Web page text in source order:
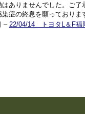
はありませんでした。ご了
症の終息を願っておりま
– 22/04/14 トヨタL＆F福